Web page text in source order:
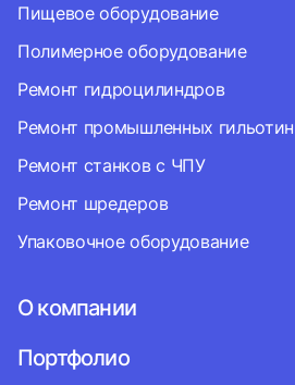
Пищевое оборудование
Полимерное оборудование
Ремонт гидроцилиндров
Ремонт промышленных гильотин
Ремонт станков с ЧПУ
Ремонт шредеров
Упаковочное оборудование
О компании
Портфолио